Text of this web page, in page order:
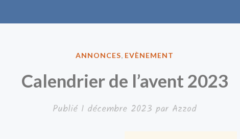
PUBLIÉ
ANNONCES, EVÈNEMENT
Calendrier de l’avent 2023
Publié 1 décembre 2023 par Azzod